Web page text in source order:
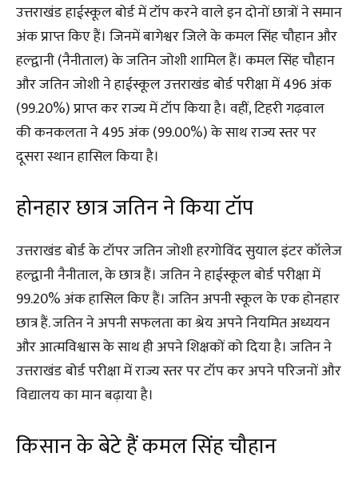
उत्तराखंड हाईस्कूल बोर्ड में टॉप करने वाले इन दोनों छात्रों ने समान
अंक प्राप्त किए हैं। जिनमें बागेश्वर जिले के कमल सिंह चौहान और
हल्द्वानी (नैनीताल) के जतिन जोशी शामिल हैं। कमल सिंह चौहान
और जतिन जोशी ने हाईस्कूल उत्तराखंड बोर्ड परीक्षा में 496 अंक
(99.20%) प्राप्त कर राज्य में टॉप किया है। वहीं, टिहरी गढ़वाल
की कनकलता ने 495 अंक (99.00%) के साथ राज्य स्तर पर
दूसरा स्थान हासिल किया है।
होनहार छात्र जतिन ने किया टॉप
उत्तराखंड बोर्ड के टॉपर जतिन जोशी हरगोविंद सुयाल इंटर कॉलेज
हल्द्वानी नैनीताल, के छात्र हैं। जतिन ने हाईस्कूल बोर्ड परीक्षा में
99.20% अंक हासिल किए हैं। जतिन अपनी स्कूल के एक होनहार
छात्र हैं. जतिन ने अपनी सफलता का श्रेय अपने नियमित अध्ययन
और आत्मविश्वास के साथ ही अपने शिक्षकों को दिया है। जतिन ने
उत्तराखंड बोर्ड परीक्षा में राज्य स्तर पर टॉप कर अपने परिजनों और
विद्यालय का मान बढ़ाया है।
किसान के बेटे हैं कमल सिंह चौहान